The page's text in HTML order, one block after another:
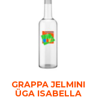
GRAPPA JELMINI
ÜGA ISABELLA